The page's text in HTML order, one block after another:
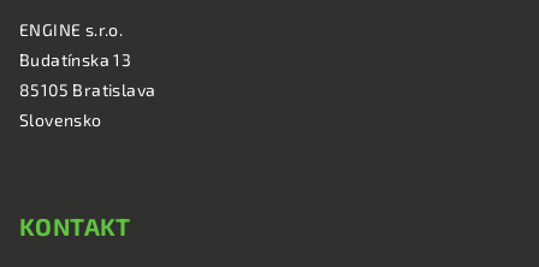
ENGINE s.r.o.
Budatínska 13
85105 Bratislava
Slovensko
KONTAKT